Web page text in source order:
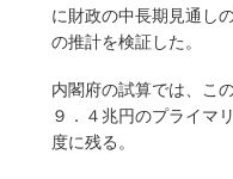
に財政の中長期見通し
の推計を検証した。
内閣府の試算では、こ
９．４兆円のプライマ
度に残る。